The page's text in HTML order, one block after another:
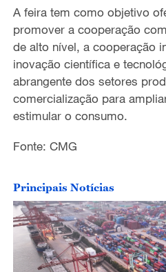
A feira tem como objetivo
promover a cooperação
de alto nível, a cooperação
inovação científica e
abrangente dos setores
comercialização para
estimular o consumo.
Fonte: CMG
Principais Notícias